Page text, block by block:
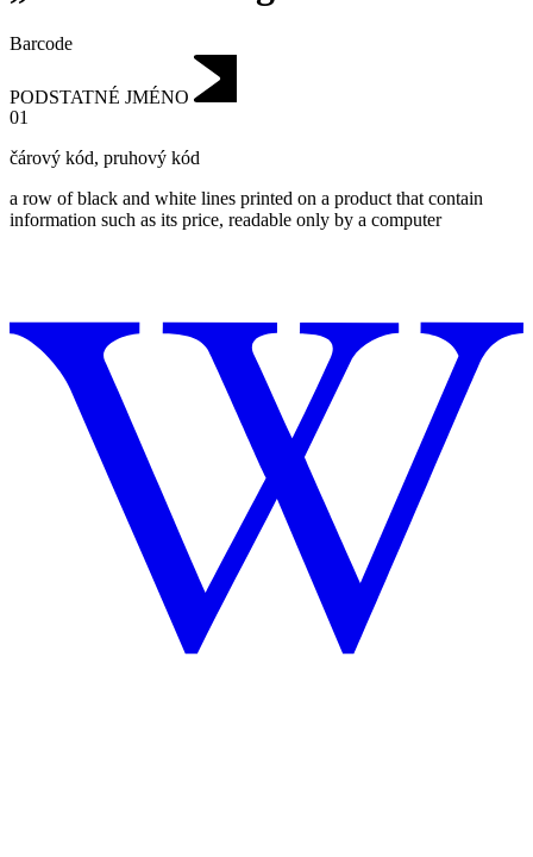
Barcode
PODSTATNÉ JMÉNO
01
čárový kód, pruhový kód
a row of black and white lines printed on a product that contain
information such as its price, readable only by a computer